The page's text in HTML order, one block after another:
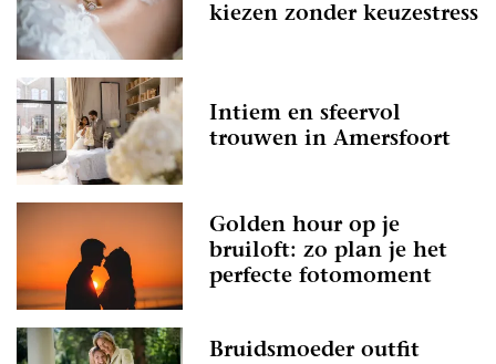
kiezen zonder keuzestress
Intiem en sfeervol
trouwen in Amersfoort
Golden hour op je
bruiloft: zo plan je het
perfecte fotomoment
Bruidsmoeder outfit